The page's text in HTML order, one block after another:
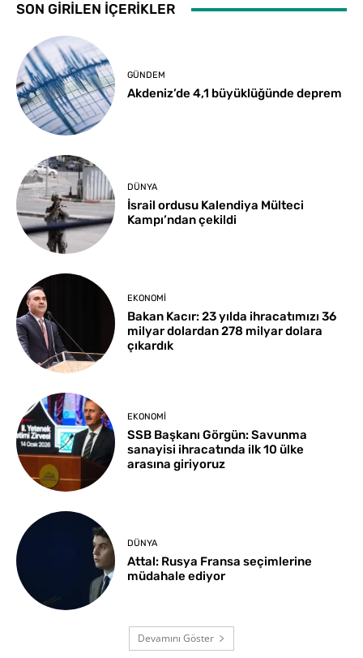
SON GİRİLEN İÇERİKLER
GÜNDEM
Akdeniz’de 4,1 büyüklüğünde deprem
DÜNYA
İsrail ordusu Kalendiya Mülteci
Kampı’ndan çekildi
EKONOMI
Bakan Kacır: 23 yılda ihracatımızı 36
milyar dolardan 278 milyar dolara
çıkardık
EKONOMI
SSB Başkanı Görgün: Savunma
sanayisi ihracatında ilk 10 ülke
arasına giriyoruz
DÜNYA
Attal: Rusya Fransa seçimlerine
müdahale ediyor
Devamını Göster